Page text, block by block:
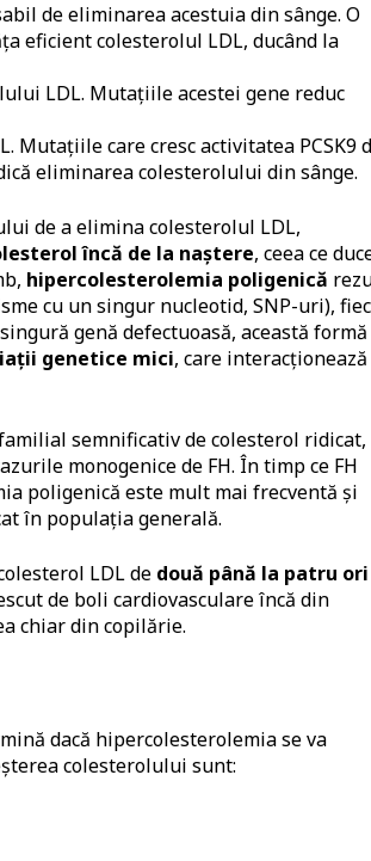
de eliminarea acestuia din sânge. O
eficient colesterolul LDL, ducând la
LDL. Mutațiile acestei gene reduc
Mutațiile care cresc activitatea PCSK9
eliminarea colesterolului din sânge.
de a elimina colesterolul LDL,
încă de la naștere, ceea ce
hipercolesterolemia poligenică
cu un singur nucleotid, SNP-uri),
genă defectuoasă, această formă
genetice mici, care interacționează
semnificativ de colesterol ridicat,
monogenice de FH. În timp ce FH
poligenică este mult mai frecventă și
în populația generală.
LDL de două până la patru ori
de boli cardiovasculare încă din
chiar din copilărie.
dacă hipercolesterolemia se va
colesterolului sunt: